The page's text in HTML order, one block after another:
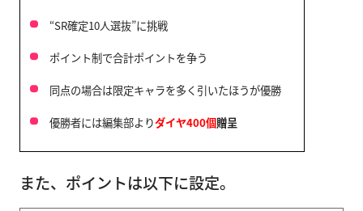
“SR確定10人選抜”に挑戦
ポイント制で合計ポイントを争う
同点の場合は限定キャラを多く引いたほうが優勝
優勝者には編集部よりダイヤ400個贈呈
また、ポイントは以下に設定。